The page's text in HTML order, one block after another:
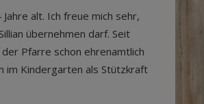
alt. Ich freue mich sehr,
übernehmen darf. Seit
der Pfarre schon ehrenamtlich
im Kindergarten als Stützkraft